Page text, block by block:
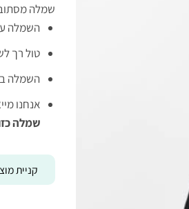
שמלה
השמלה עשויה בד
טול רך
השמלה
אנחנו
שמלה
קניית